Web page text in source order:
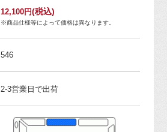
12,100円(税込)
※商品仕様等によって価格は異なります。
546
2-3営業日で出荷